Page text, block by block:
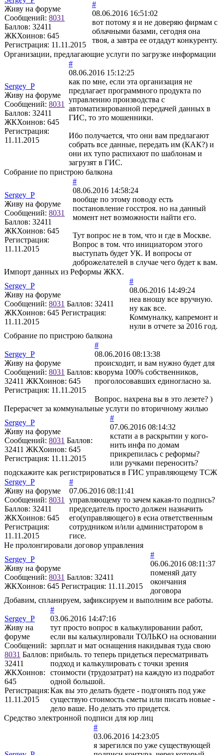
Живу на форуме
Сообщений: 8031
Баллов: 32411
ЖКХоинов: 645
Регистрация: 11.11.2015
#
08.06.2016 16:51:02
вот потому я и не доверяю фирмам с
облачными базами, сегодня она
твоя, а завтра ее отдадут конкуренту.
Организации, предлагающие услуги по загрузке информации
Sergey_P
Живу на форуме
Сообщений: 8031
Баллов: 32411
ЖКХоинов: 645
Регистрация:
11.11.2015
#
08.06.2016 15:12:25
как по мне, если эта организация не
предлагает программного продукта по
управлению производства с
автоматизированной передачей данных в
ГИС, то это мошенники.
Ибо получается, что они вам предлагают
собрать все данные, передать им (КАК?) и
они их тупо распихают по шаблонам и
загрузят в ГИС.
Собрание по пристрою балкона
Sergey_P
Живу на форуме
Сообщений: 8031
Баллов: 32411
ЖКХоинов: 645
Регистрация:
11.11.2015
#
08.06.2016 14:58:24
вообще по этому поводу есть
постановление госстроя. но на данный
момент нет возможности найти его.
Тут вопрос не в том, что и где в Москве.
Вопрос в том. что инициатором этого
выступать будет УК. И вопросы от
доброжелателей в случае чего будет к вам.
Импорт данных из Реформы ЖКХ.
Sergey_P
Живу на форуме
Сообщений: 8031 Баллов: 32411
ЖКХоинов: 645 Регистрация:
11.11.2015
#
08.06.2016 14:49:24
неа вношу все вручную.
ну как все.
Коммуналку, капремонт и
нули в отчете за 2016 год.
Собрание по пристрою балкона
Sergey_P
Живу на форуме
Сообщений: 8031 Баллов:
32411 ЖКХоинов: 645
Регистрация: 11.11.2015
#
08.06.2016 08:13:38
происходит, и вам нужно будет для
кворума 100% собственников,
проголосовавших единогласно за.
Вопрос. нахрена вы в это лезете? )
Перерасчет за коммунальные услуги по вторичному жилью
Sergey_P
Живу на форуме
Сообщений: 8031 Баллов:
32411 ЖКХоинов: 645
Регистрация: 11.11.2015
#
07.06.2016 08:14:32
кстати а в раскрытии у кого-
нить инфа по домам
прикрепилась с реформы?
или ручками переносить?
подскажите как регистрироваться в ГИС управляющему ТСЖ
Sergey_P
Живу на форуме
Сообщений: 8031
Баллов: 32411
ЖКХоинов: 645
Регистрация:
11.11.2015
#
07.06.2016 08:11:41
управляющему то зачем какая-то подпись?
председатель просто должен назначить
его(управляющего) в есиа ответственным
сотрудником и/или администратором в
гисе.
Не пролонгировали договор управления
Sergey_P
Живу на форуме
Сообщений: 8031 Баллов: 32411
ЖКХоинов: 645 Регистрация: 11.11.2015
#
06.06.2016 08:11:37
поменяй дату
окончания
договора
Добавим, спланируем, зафиксируем и выполним все работы.
Sergey_P
Живу на
форуме
Сообщений:
8031 Баллов:
32411
ЖКХоинов:
645
Регистрация:
11.11.2015
#
03.06.2016 14:47:16
тут просто вопрос в калькулировании работ,
если вы калькулировали ТОЛЬКО на основании
зарплат и мат оснащения накидывая туда свою
прибыль. то теперь придеться пересматривать
подход и калькулировать с точки зрения
стоимости (трудозатрат) на каждую из подработ
одной большой.
Как вы это делать будете - подгонять под уже
существую стоимость сметы или писать новые -
дело ваше. Но делать это придется.
Средство электронной подписи для юр лиц
#
03.06.2016 14:23:05
я зарегился по уже существующей